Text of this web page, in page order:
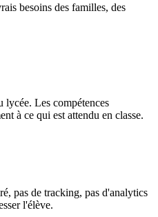
besoins des familles, des
Les compétences
à ce qui est attendu en classe.
pas de tracking, pas d'analytics
l'élève.